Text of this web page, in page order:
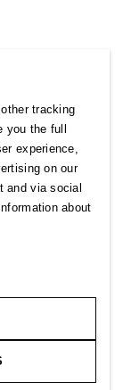
tracking
the full
experience,
on our
and via social
about